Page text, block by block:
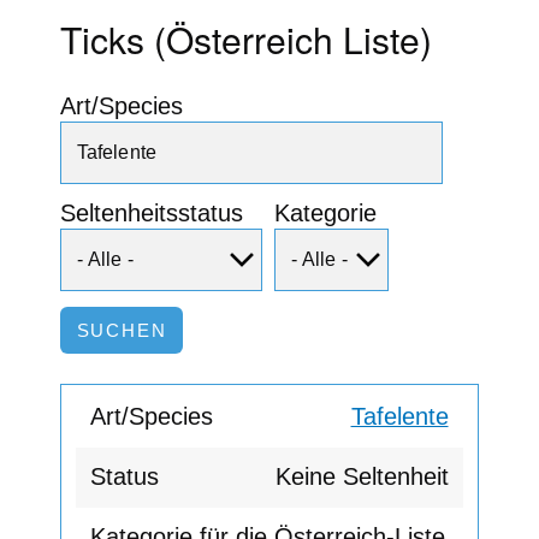
Ticks (Österreich Liste)
Art/Species
Seltenheitsstatus Kategorie
Tafelente
Keine Seltenheit